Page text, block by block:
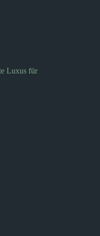
Luxus für